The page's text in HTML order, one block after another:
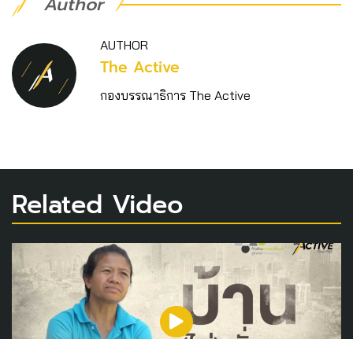
AUTHOR
The Active
กองบรรณาธิการ The Active
Related Video